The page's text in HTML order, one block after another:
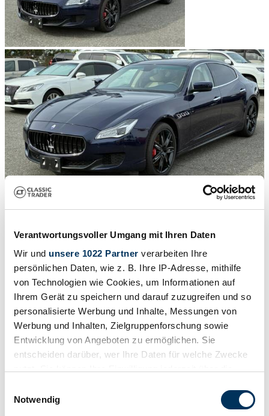
Verantwortungsvoller Umgang mit Ihren Daten
Wir und unsere 1022 Partner verarbeiten Ihre
persönlichen Daten, wie z. B. Ihre IP-Adresse, mithilfe
von Technologien wie Cookies, um Informationen auf
Ihrem Gerät zu speichern und darauf zuzugreifen und so
personalisierte Werbung und Inhalte, Messungen von
Werbung und Inhalten, Zielgruppenforschung sowie
Entwicklung von Angeboten zu ermöglichen. Sie
entscheiden darüber, wer Ihre Daten für welche Zwecke
Trigger Symbol ändern oder widerrufen
Notwendig
2013 | Maserati Quattroporte GTS
3.8L V8 Uniek (BTW Auto)
€ 37.450
BTW is terug te vorderen